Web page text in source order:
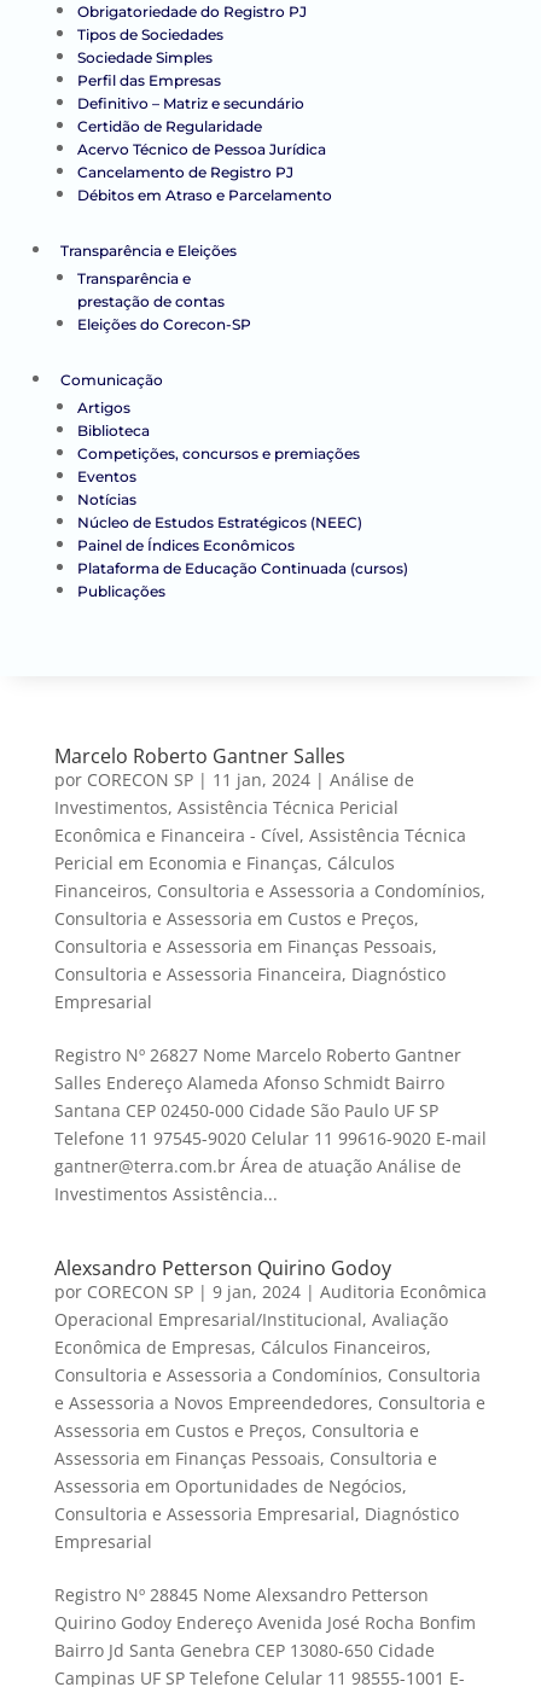
Obrigatoriedade do Registro PJ
Tipos de Sociedades
Sociedade Simples
Perfil das Empresas
Definitivo – Matriz e secundário
Certidão de Regularidade
Acervo Técnico de Pessoa Jurídica
Cancelamento de Registro PJ
Débitos em Atraso e Parcelamento
Transparência e Eleições
Transparência e
prestação de contas
Eleições do Corecon-SP
Comunicação
Artigos
Biblioteca
Competições, concursos e premiações
Eventos
Notícias
Núcleo de Estudos Estratégicos (NEEC)
Painel de Índices Econômicos
Plataforma de Educação Continuada (cursos)
Publicações
Marcelo Roberto Gantner Salles
por CORECON SP| 11 jan, 2024| Análise de
Investimentos, Assistência Técnica Pericial
Econômica e Financeira - Cível, Assistência Técnica
Pericial em Economia e Finanças, Cálculos
Financeiros, Consultoria e Assessoria a Condomínios,
Consultoria e Assessoria em Custos e Preços,
Consultoria e Assessoria em Finanças Pessoais,
Consultoria e Assessoria Financeira, Diagnóstico
Empresarial
Registro Nº 26827 Nome Marcelo Roberto Gantner
Salles Endereço Alameda Afonso Schmidt Bairro
Santana CEP 02450-000 Cidade São Paulo UF SP
Telefone 11 97545-9020 Celular 11 99616-9020 E-mail
gantner@terra.com.br Área de atuação Análise de
Investimentos Assistência...
Alexsandro Petterson Quirino Godoy
por CORECON SP| 9 jan, 2024| Auditoria Econômica
Operacional Empresarial/Institucional, Avaliação
Econômica de Empresas, Cálculos Financeiros,
Consultoria e Assessoria a Condomínios, Consultoria
e Assessoria a Novos Empreendedores, Consultoria e
Assessoria em Custos e Preços, Consultoria e
Assessoria em Finanças Pessoais, Consultoria e
Assessoria em Oportunidades de Negócios,
Consultoria e Assessoria Empresarial, Diagnóstico
Empresarial
Registro Nº 28845 Nome Alexsandro Petterson
Quirino Godoy Endereço Avenida José Rocha Bonfim
Bairro Jd Santa Genebra CEP 13080-650 Cidade
Campinas UF SP Telefone Celular 11 98555-1001 E-